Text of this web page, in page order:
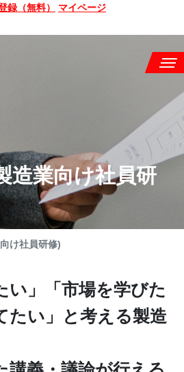
録（無料） マイページ
造業向け社員研
け社員研修)
い」「市場を学びた
たい」と考える製造